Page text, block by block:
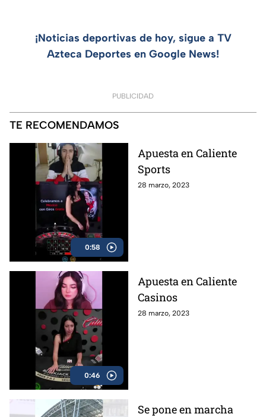
¡Noticias deportivas de hoy, sigue a TV
Azteca Deportes en Google News!
PUBLICIDAD
TE RECOMENDAMOS
0:58
Apuesta en Caliente
Sports
28 marzo, 2023
0:46
Apuesta en Caliente
Casinos
28 marzo, 2023
Se pone en marcha